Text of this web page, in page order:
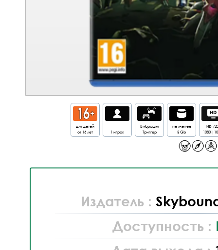
для детей
от 16 лет
1 игрок
Вибрация
Триггер
не менее
3 Gb
HD
Издатель :
Доступность :